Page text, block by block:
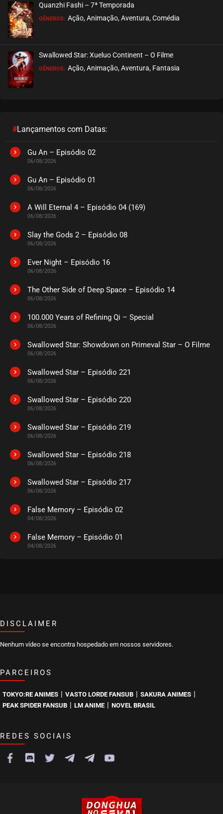
Quanzhi Fashi – 7ª Temporada
GÊNEROS: Ação, Animação, Aventura, Comédia
Swallowed Star: Xueluo Continent – O Filme
GÊNEROS: Ação, Animação, Aventura, Fantasia
#Lançamentos com Datas:
Gu An – Episódio 02
06/08/2026
Gu An – Episódio 01
06/08/2026
A Will Eternal 4 – Episódio 04 (169)
06/08/2026
Slay the Gods 2 – Episódio 08
06/08/2026
Ever Night – Episódio 16
06/08/2026
The Other Side of Deep Space – Episódio 14
06/08/2026
100.000 Years of Refining Qi – Special
06/08/2026
Swallowed Star: Showdown on Primeval Star – O Filme
06/08/2026
Swallowed Star – Episódio 221
06/08/2026
Swallowed Star – Episódio 220
06/08/2026
Swallowed Star – Episódio 219
06/08/2026
Swallowed Star – Episódio 218
06/08/2026
Swallowed Star – Episódio 217
06/08/2026
False Memory – Episódio 02
04/08/2026
False Memory – Episódio 01
04/08/2026
DISCLAIMER
Nenhum vídeo se encontra hospedado em nossos servidores.
PARCEIROS
TOKYO:RE ANIMES | VASTO LORDE FANSUB | SAKURA ANIMES |
PEAK SPIDER FANSUB | LM ANIME | NOVEL BRASIL
REDES SOCIAIS